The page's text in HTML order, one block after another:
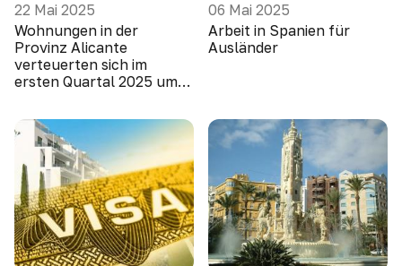
22 Mai 2025
Wohnungen in der
Provinz Alicante
verteuerten sich im
ersten Quartal 2025 um
06 Mai 2025
Arbeit in Spanien für
Ausländer